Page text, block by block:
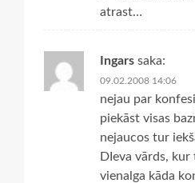
atrast…
Ingars saka:
09.02.2008 14:06
nejau par
piekāst visas
nejaucos tur
DIeva vārds,
vienalga kāda